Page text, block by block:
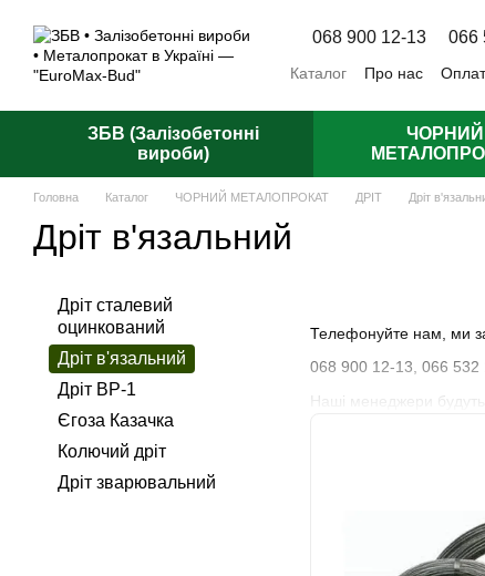
068 900 12-13 066
Каталог Про нас
ЗБВ (Залізобетонні
вироби)
ЧОРНИЙ
Головна Каталог ЧОРНИЙ МЕТАЛОПРОКАТ ДРІТ Дріт
Дріт в'язальний
Телефонуйте нам, ми
068 900 12-13, 066 532
Наші менеджери будуть
Дріт сталевий
оцинкований
Дріт в'язальний
Дріт ВР-1
Єгоза Казачка
Колючий дріт
Дріт зварювальний